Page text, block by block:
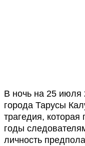
В ночь на 25 июля
города Тарусы
трагедия, которая
годы
личность